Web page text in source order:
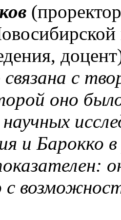
с
оно
и Барокко
с